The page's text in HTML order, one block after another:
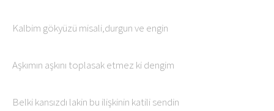
Kalbim gökyüzü misali,durgun ve engin
Aşkımın aşkını toplasak etmez ki dengim
Belki kansızdı lakin bu ilişkinin katili sendin